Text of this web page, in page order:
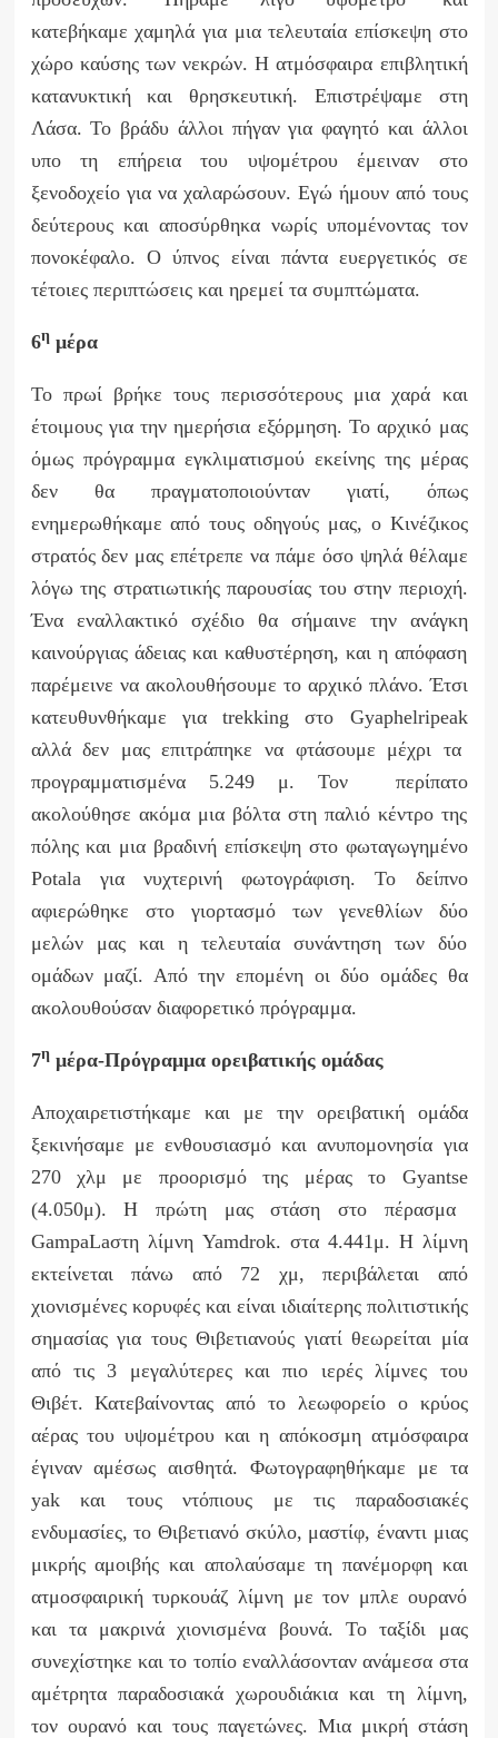
κατεβήκαμε χαμηλά για μια τελευταία επίσκεψη στο
χώρο καύσης των νεκρών. Η ατμόσφαιρα επιβλητική
κατανυκτική και θρησκευτική. Επιστρέψαμε στη
Λάσα. Το βράδυ άλλοι πήγαν για φαγητό και άλλοι
υπο τη επήρεια του υψομέτρου έμειναν στο
ξενοδοχείο για να χαλαρώσουν. Εγώ ήμουν από τους
δεύτερους και αποσύρθηκα νωρίς υπομένοντας τον
πονοκέφαλο. Ο ύπνος είναι πάντα ευεργετικός σε
τέτοιες περιπτώσεις και ηρεμεί τα συμπτώματα.
6ημέρα
Το πρωί βρήκε τους περισσότερους μια χαρά και
έτοιμους για την ημερήσια εξόρμηση. Το αρχικό μας
όμως πρόγραμμα εγκλιματισμού εκείνης της μέρας
δεν θα πραγματοποιούνταν γιατί, όπως
ενημερωθήκαμε από τους οδηγούς μας, ο Κινέζικος
στρατός δεν μας επέτρεπε να πάμε όσο ψηλά θέλαμε
λόγω της στρατιωτικής παρουσίας του στην περιοχή.
Ένα εναλλακτικό σχέδιο θα σήμαινε την ανάγκη
καινούργιας άδειας και καθυστέρηση, και η απόφαση
παρέμεινε να ακολουθήσουμε το αρχικό πλάνο. Έτσι
κατευθυνθήκαμε για trekking στο Gyaphelripeak
αλλά δεν μας επιτράπηκε να φτάσουμε μέχρι τα
προγραμματισμένα 5.249 μ. Τον περίπατο
ακολούθησε ακόμα μια βόλτα στη παλιό κέντρο της
πόλης και μια βραδινή επίσκεψη στο φωταγωγημένο
Potalaγια νυχτερινή φωτογράφιση. Το δείπνο
αφιερώθηκε στο γιορτασμό των γενεθλίων δύο
μελών μας και η τελευταία συνάντηση των δύο
ομάδων μαζί. Από την επομένη οι δύο ομάδες θα
ακολουθούσαν διαφορετικό πρόγραμμα.
7ημέρα-Πρόγραμμα ορειβατικής ομάδας
Αποχαιρετιστήκαμε και με την ορειβατική ομάδα
ξεκινήσαμε με ενθουσιασμό και ανυπομονησία για
270 χλμ με προορισμό της μέρας το Gyantse
(4.050μ). Η πρώτη μας στάση στο πέρασμα
GampaLaστη λίμνη Yamdrok. στα 4.441μ. Η λίμνη
εκτείνεται πάνω από 72 χμ, περιβάλεται από
χιονισμένες κορυφές και είναι ιδιαίτερης πολιτιστικής
σημασίας για τους Θιβετιανούς γιατί θεωρείται μία
από τις 3 μεγαλύτερες και πιο ιερές λίμνες του
Θιβέτ. Κατεβαίνοντας από το λεωφορείο ο κρύος
αέρας του υψομέτρου και η απόκοσμη ατμόσφαιρα
έγιναν αμέσως αισθητά. Φωτογραφηθήκαμε με τα
yakκαι τους ντόπιους με τις παραδοσιακές
ενδυμασίες, το Θιβετιανό σκύλο, μαστίφ, έναντι μιας
μικρής αμοιβής και απολαύσαμε τη πανέμορφη και
ατμοσφαιρική τυρκουάζ λίμνη με τον μπλε ουρανό
και τα μακρινά χιονισμένα βουνά. Το ταξίδι μας
συνεχίστηκε και το τοπίο εναλλάσονταν ανάμεσα στα
αμέτρητα παραδοσιακά χωρουδιάκια και τη λίμνη,
τον ουρανό και τους παγετώνες. Μια μικρή στάση